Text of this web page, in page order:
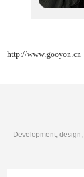
http://www.gooyon.cn